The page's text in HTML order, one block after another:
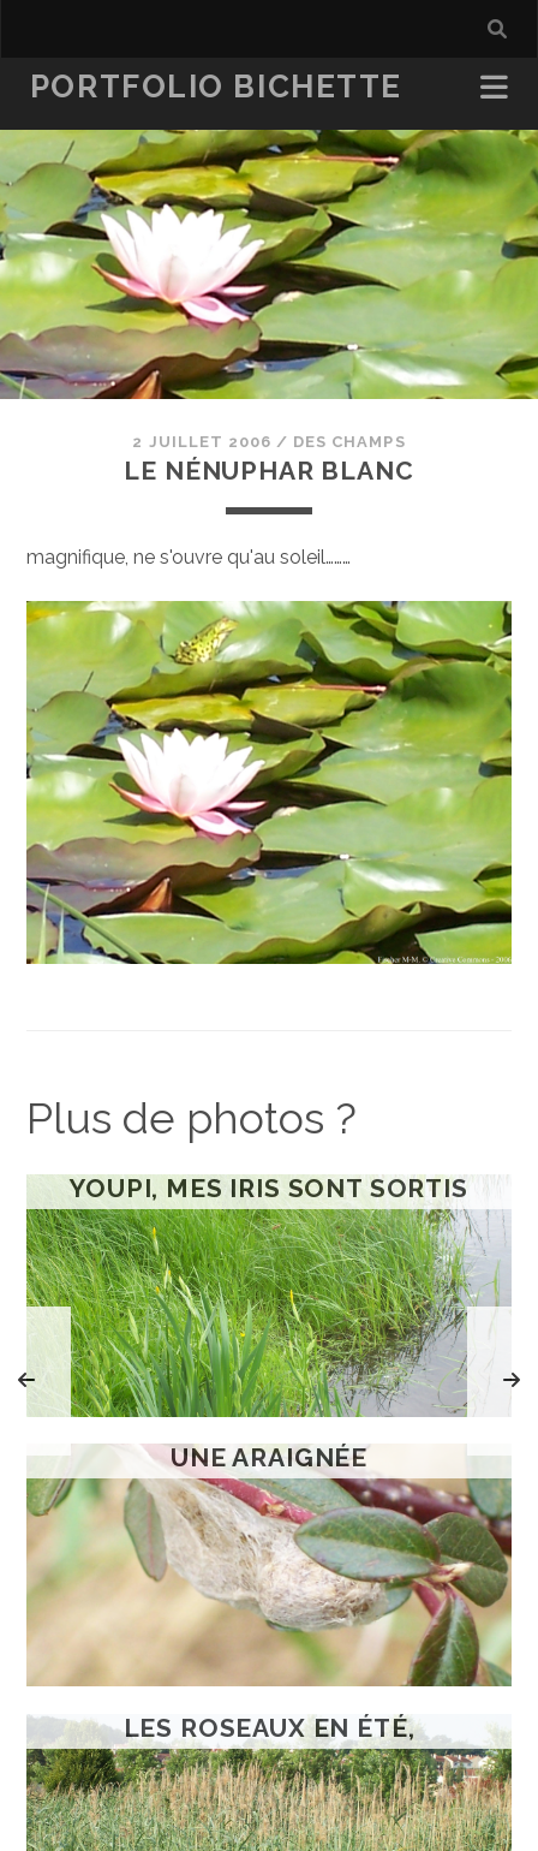
PORTFOLIO BICHETTE
2 JUILLET 2006 / DES CHAMPS
LE NÉNUPHAR BLANC
magnifique, ne s'ouvre qu'au soleil………
Plus de photos ?
YOUPI, MES IRIS SONT SORTIS
UNE ARAIGNÉE
LES ROSEAUX EN ÉTÉ,